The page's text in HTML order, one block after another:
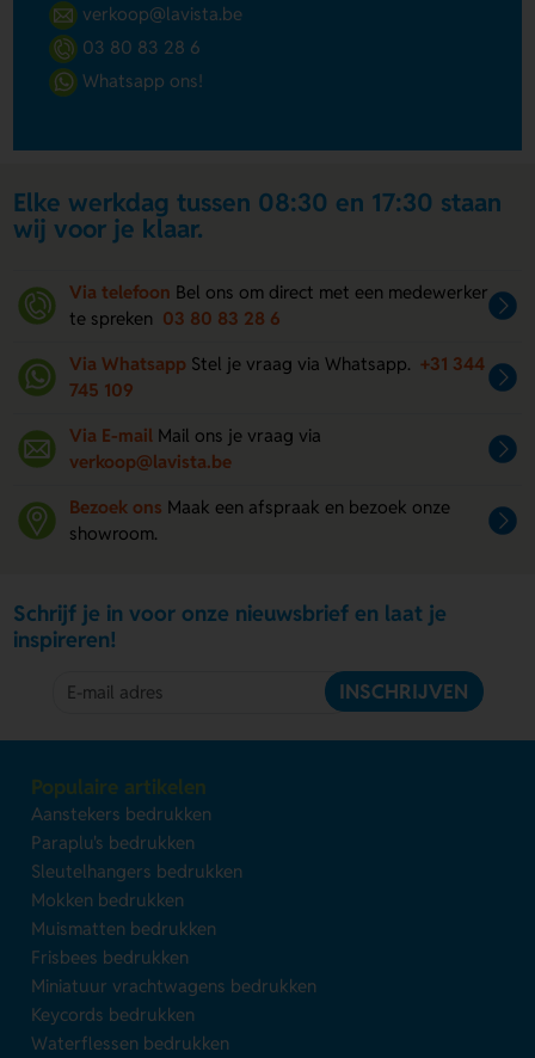
verkoop@lavista.be
03 80 83 28 6
Whatsapp ons!
Elke werkdag tussen 08:30 en 17:30 staan
wij voor je klaar.
Via telefoon Bel ons om direct met een medewerker
te spreken 03 80 83 28 6
Via Whatsapp Stel je vraag via Whatsapp. +31 344
745 109
Via E-mail Mail ons je vraag via
verkoop@lavista.be
Bezoek ons Maak een afspraak en bezoek onze
showroom.
Schrijf je in voor onze nieuwsbrief en laat je
inspireren!
INSCHRIJVEN
Populaire artikelen
Aanstekers bedrukken
Paraplu's bedrukken
Sleutelhangers bedrukken
Mokken bedrukken
Muismatten bedrukken
Frisbees bedrukken
Miniatuur vrachtwagens bedrukken
Keycords bedrukken
Waterflessen bedrukken